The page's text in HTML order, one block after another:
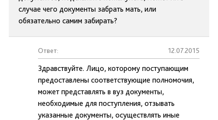
случае чего документы забрать мать, или
обязательно самим забирать?
Ответ: 12.07.2015
Здравствуйте. Лицо, которому поступающим
предоставлены соответствующие полномочия,
может представлять в вуз документы,
необходимые для поступления, отзывать
указанные документы, осуществлять иные